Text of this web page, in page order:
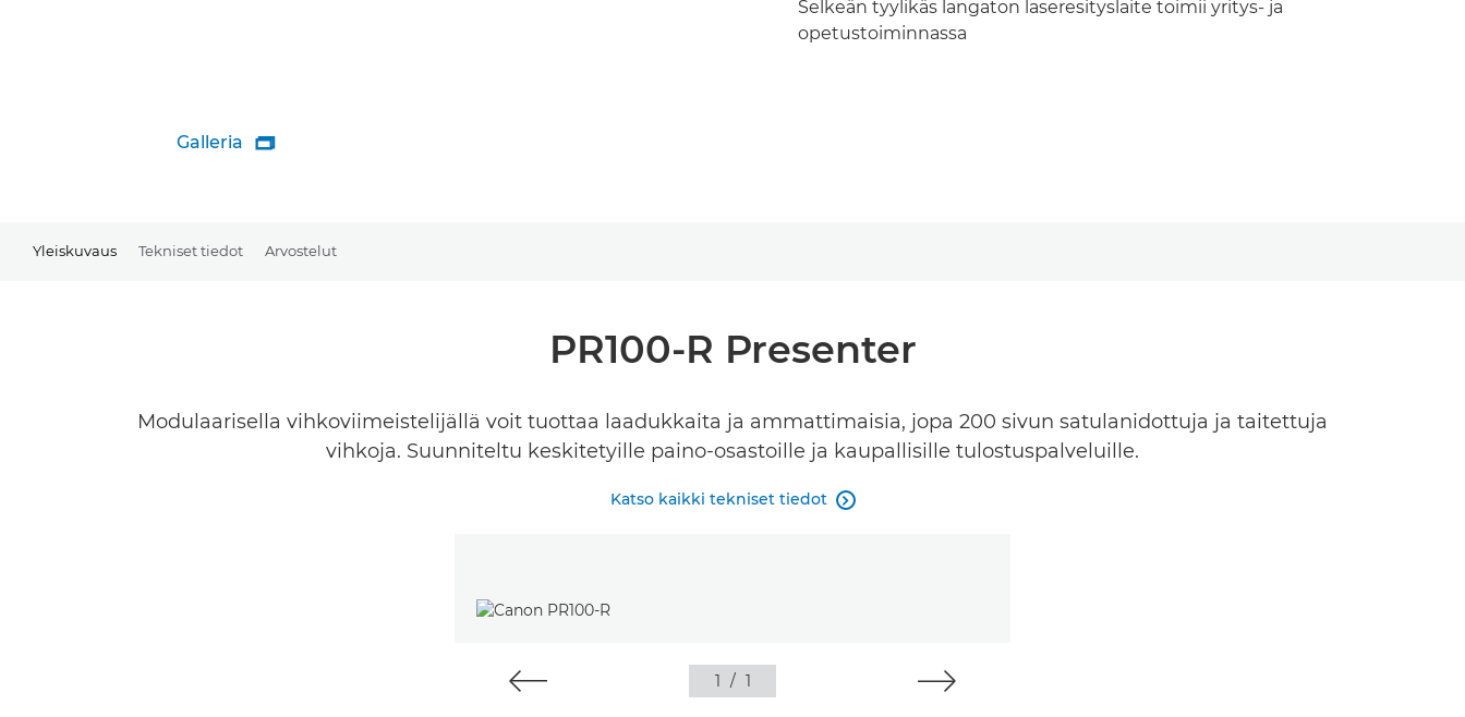
Galleria 
Selkeän tyylikäs langaton laseresityslaite toimii yritys- ja
opetustoiminnassa
Yleiskuvaus Tekniset tiedot Arvostelut
PR100-R Presenter
Modulaarisella vihkoviimeistelijällä voit tuottaa laadukkaita ja ammattimaisia, jopa 200 sivun satulanidottuja ja taitettuja
vihkoja. Suunniteltu keskitetyille paino-osastoille ja kaupallisille tulostuspalveluille.
Katso kaikki tekniset tiedot 
1 / 1